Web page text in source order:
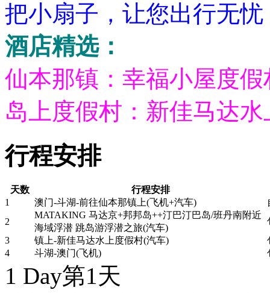
把小扇子，让您出行无忧
酒店精选：
仙本那镇：幸福小屋度
岛上度假村：新佳马达
行程安排
天数
行程安排
1
澳门-斗湖-前往仙本那镇上(飞机+汽车)
2
MATAKING 马达京+邦邦岛++汀巴汀巴岛/班丹南附近
海域浮潜 跳岛游浮潜之旅(汽车)
3
镇上-新佳马达水上度假村(汽车)
4
斗湖-澳门(飞机)
1 Day第1天